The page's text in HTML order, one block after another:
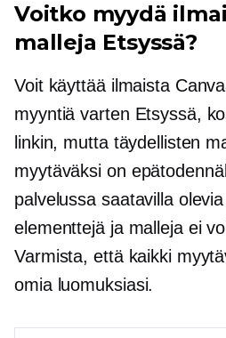
Voitko myydä
malleja Etsyssä?
Voit käyttää ilmaista
myyntiä varten Etsyssä,
linkin, mutta täydellisten
myytäväksi on
palvelussa saatavilla
elementtejä ja malleja ei
Varmista, että kaikki
omia luomuksiasi.